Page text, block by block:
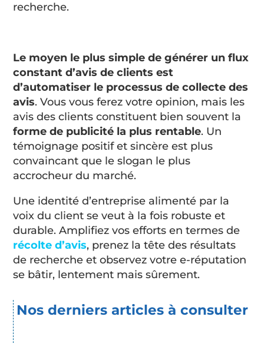
recherche.
Le moyen le plus simple de générer un flux
constant d’avis de clients est
d’automatiser le processus de collecte des
avis. Vous vous ferez votre opinion, mais les
avis des clients constituent bien souvent la
forme de publicité la plus rentable. Un
témoignage positif et sincère est plus
convaincant que le slogan le plus
accrocheur du marché.
Une identité d’entreprise alimenté par la
voix du client se veut à la fois robuste et
durable. Amplifiez vos efforts en termes de
récolte d’avis, prenez la tête des résultats
de recherche et observez votre e-réputation
se bâtir, lentement mais sûrement.
Nos derniers articles à consulter